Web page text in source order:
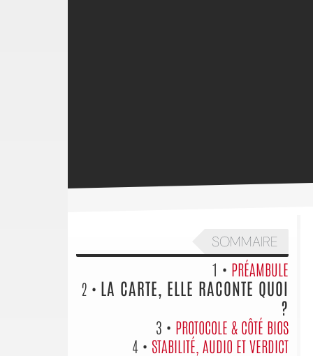
SOMMAIRE
1 • PRÉAMBULE
2 • LA CARTE, ELLE RACONTE QUOI
?
3 • PROTOCOLE & CÔTÉ BIOS
4 • STABILITÉ, AUDIO ET VERDICT